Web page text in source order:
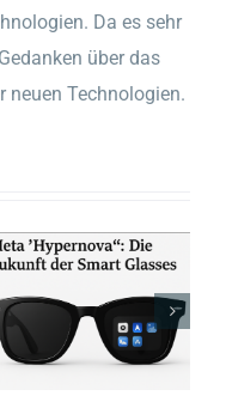
Da es sehr
über das
neuen Technologien.